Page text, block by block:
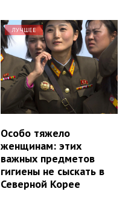
ЛУЧШЕЕ
Особо тяжело
женщинам: этих
важных предметов
гигиены не сыскать в
Северной Корее